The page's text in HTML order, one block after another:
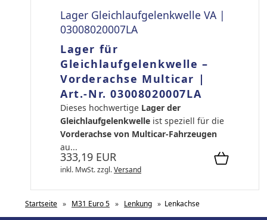
Lager Gleichlaufgelenkwelle VA |
03008020007LA
Lager für
Gleichlaufgelenkwelle –
Vorderachse Multicar |
Art.-Nr. 03008020007LA
Dieses hochwertige Lager der
Gleichlaufgelenkwelle ist speziell für die
Vorderachse von Multicar-Fahrzeugen
au...
333,19 EUR
inkl. MwSt.zzgl.Versand
Startseite » M31 Euro 5 » Lenkung » Lenkachse